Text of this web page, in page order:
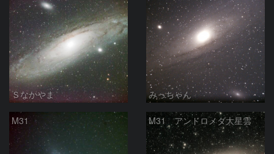
Ｓなかやま みっちゃん
M31 M31 アンドロメダ大星雲